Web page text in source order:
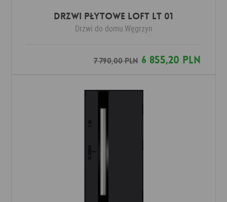
DRZWI PŁYTOWE LOFT LT 01
Drzwi do domu Węgrzyn
7 790,00 PLN6 855,20 PLN